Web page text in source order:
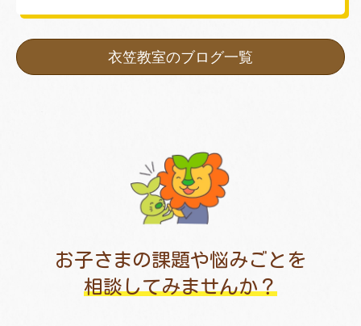
衣笠教室のブログ一覧
お子さまの課題や悩みごとを
相談してみませんか？